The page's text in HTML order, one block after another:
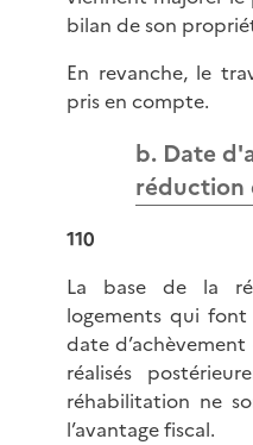
bilan de son
En revanche, le
pris en compte.
b. Date
110
La base de la
logements qui
date
réalisés
réhabilitation ne
l’avantage fiscal.